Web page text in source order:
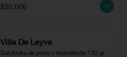
$20.000
Villa De Leyva
Salchicha de pollo y tocineta de 130 gr